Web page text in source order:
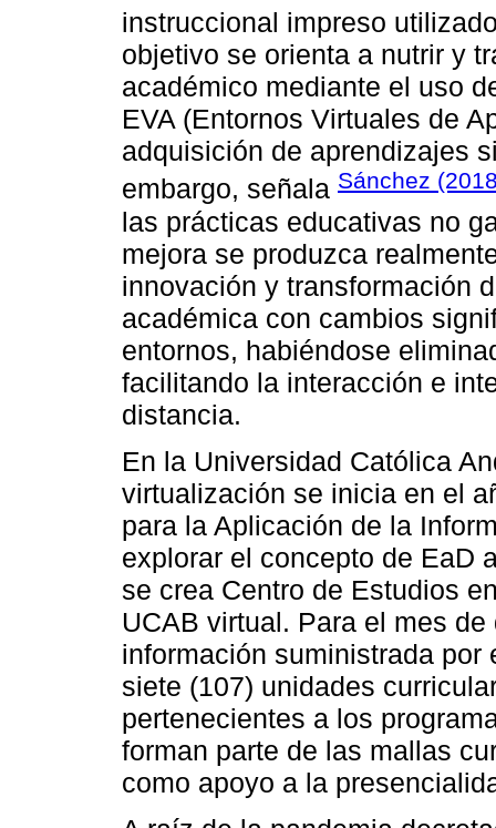
instruccional impreso
objetivo se orienta a nutrir y
académico mediante el uso
EVA (Entornos Virtuales de
adquisición de aprendizajes
embargo, señala Sánchez
las prácticas educativas no
mejora se produzca
innovación y transformación
académica con cambios
entornos, habiéndose
facilitando la interacción e
distancia.
En la Universidad Católica
virtualización se inicia en el
para la Aplicación de la
explorar el concepto de EaD
se crea Centro de Estudios
UCAB virtual. Para el mes
información suministrada
siete (107) unidades
pertenecientes a los
forman parte de las mallas
como apoyo a la